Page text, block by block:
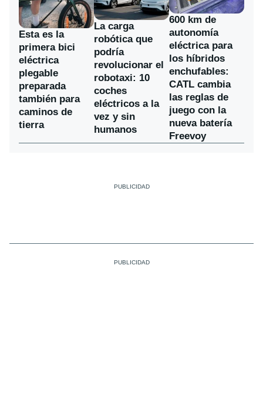
Esta es la
primera bici
eléctrica
plegable
preparada
también para
caminos de
tierra
La carga
robótica que
podría
revolucionar el
robotaxi: 10
coches
eléctricos a la
vez y sin
humanos
600 km de
autonomía
eléctrica para
los híbridos
enchufables:
CATL cambia
las reglas de
juego con la
nueva batería
Freevoy